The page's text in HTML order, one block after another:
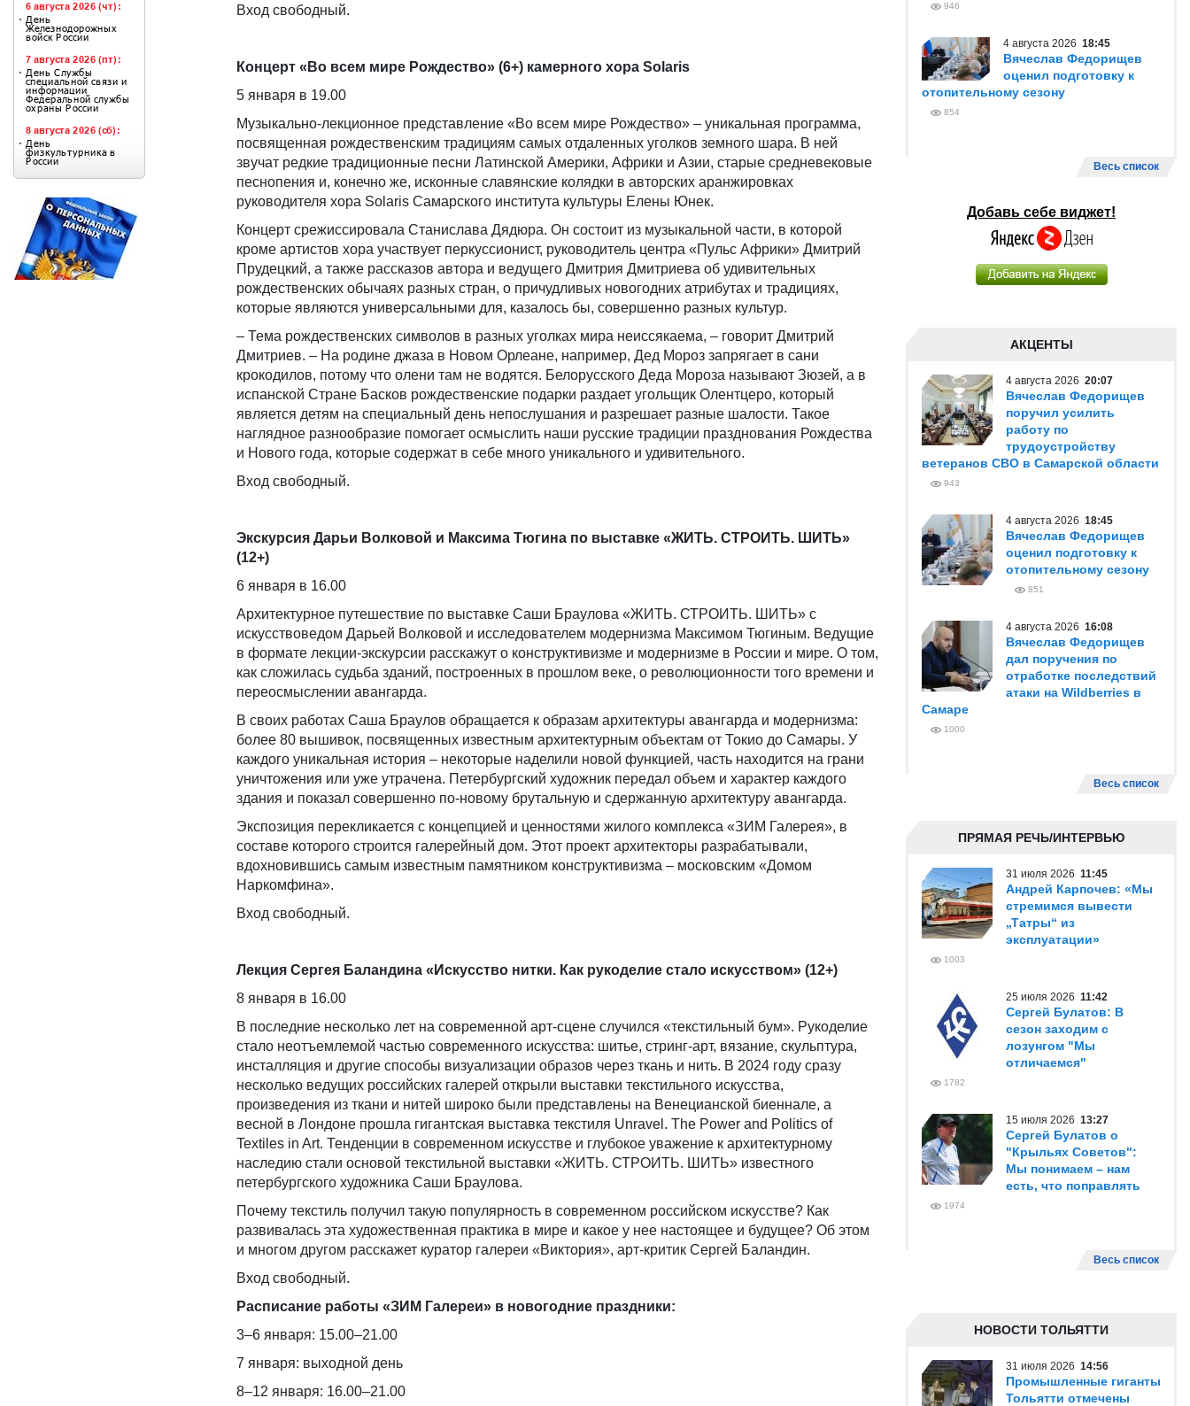
Вход свободный.
Концерт «Во всем мире Рождество» (6+) камерного хора Solaris
5 января в 19.00
Музыкально-лекционное представление «Во всем мире Рождество» – уникальная программа,
посвященная рождественским традициям самых отдаленных уголков земного шара. В ней
звучат редкие традиционные песни Латинской Америки, Африки и Азии, старые средневековые
песнопения и, конечно же, исконные славянские колядки в авторских аранжировках
руководителя хора Solaris Самарского института культуры Елены Юнек.
Концерт срежиссировала Станислава Дядюра. Он состоит из музыкальной части, в которой
кроме артистов хора участвует перкуссионист, руководитель центра «Пульс Африки» Дмитрий
Прудецкий, а также рассказов автора и ведущего Дмитрия Дмитриева об удивительных
рождественских обычаях разных стран, о причудливых новогодних атрибутах и традициях,
которые являются универсальными для, казалось бы, совершенно разных культур.
– Тема рождественских символов в разных уголках мира неиссякаема, – говорит Дмитрий
Дмитриев. – На родине джаза в Новом Орлеане, например, Дед Мороз запрягает в сани
крокодилов, потому что олени там не водятся. Белорусского Деда Мороза называют Зюзей, а в
испанской Стране Басков рождественские подарки раздает угольщик Олентцеро, который
является детям на специальный день непослушания и разрешает разные шалости. Такое
наглядное разнообразие помогает осмыслить наши русские традиции празднования Рождества
и Нового года, которые содержат в себе много уникального и удивительного.
Вход свободный.
Экскурсия Дарьи Волковой и Максима Тюгина по выставке «ЖИТЬ. СТРОИТЬ. ШИТЬ»
(12+)
6 января в 16.00
Архитектурное путешествие по выставке Саши Браулова «ЖИТЬ. СТРОИТЬ. ШИТЬ» с
искусствоведом Дарьей Волковой и исследователем модернизма Максимом Тюгиным. Ведущие
в формате лекции-экскурсии расскажут о конструктивизме и модернизме в России и мире. О том,
как сложилась судьба зданий, построенных в прошлом веке, о революционности того времени и
переосмыслении авангарда.
В своих работах Саша Браулов обращается к образам архитектуры авангарда и модернизма:
более 80 вышивок, посвященных известным архитектурным объектам от Токио до Самары. У
каждого уникальная история – некоторые наделили новой функцией, часть находится на грани
уничтожения или уже утрачена. Петербургский художник передал объем и характер каждого
здания и показал совершенно по-новому брутальную и сдержанную архитектуру авангарда.
Экспозиция перекликается с концепцией и ценностями жилого комплекса «ЗИМ Галерея», в
составе которого строится галерейный дом. Этот проект архитекторы разрабатывали,
вдохновившись самым известным памятником конструктивизма – московским «Домом
Наркомфина».
Вход свободный.
Лекция Сергея Баландина «Искусство нитки. Как рукоделие стало искусством» (12+)
8 января в 16.00
В последние несколько лет на современной арт-сцене случился «текстильный бум». Рукоделие
стало неотъемлемой частью современного искусства: шитье, стринг-арт, вязание, скульптура,
инсталляция и другие способы визуализации образов через ткань и нить. В 2024 году сразу
несколько ведущих российских галерей открыли выставки текстильного искусства,
произведения из ткани и нитей широко были представлены на Венецианской биеннале, а
весной в Лондоне прошла гигантская выставка текстиля Unravel. The Power and Politics of
Textiles in Art. Тенденции в современном искусстве и глубокое уважение к архитектурному
наследию стали основой текстильной выставки «ЖИТЬ. СТРОИТЬ. ШИТЬ» известного
петербургского художника Саши Браулова.
Почему текстиль получил такую популярность в современном российском искусстве? Как
развивалась эта художественная практика в мире и какое у нее настоящее и будущее? Об этом
и многом другом расскажет куратор галереи «Виктория», арт-критик Сергей Баландин.
Вход свободный.
Расписание работы «ЗИМ Галереи» в новогодние праздники:
3–6 января: 15.00–21.00
7 января: выходной день
8–12 января: 16.00–21.00
946
4 августа 2026 18:45
Вячеслав Федорищев
оценил подготовку к
отопительному сезону
854
Весь список
Добавь себе виджет!
АКЦЕНТЫ
4 августа 2026 20:07
Вячеслав Федорищев
поручил усилить
работу по
трудоустройству
ветеранов СВО в Самарской области
943
4 августа 2026 18:45
Вячеслав Федорищев
оценил подготовку к
отопительному сезону
851
4 августа 2026 16:08
Вячеслав Федорищев
дал поручения по
отработке последствий
атаки на Wildberries в
Самаре
1000
Весь список
ПРЯМАЯ РЕЧЬ/ИНТЕРВЬЮ
31 июля 2026 11:45
Андрей Карпочев: «Мы
стремимся вывести
„Татры“ из
эксплуатации»
1003
25 июля 2026 11:42
Сергей Булатов: В
сезон заходим с
лозунгом "Мы
отличаемся"
1782
15 июля 2026 13:27
Сергей Булатов о
"Крыльях Советов":
Мы понимаем – нам
есть, что поправлять
1974
Весь список
НОВОСТИ ТОЛЬЯТТИ
31 июля 2026 14:56
Промышленные гиганты
Тольятти отмечены